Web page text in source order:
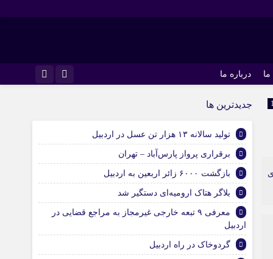
درباره ما
جديدترين ها
تولید سالانه ۱۳ هزار تن عسل در اردبیل
برقراری پرواز پارس‌آباد – تهران
بازگشت ۶۰۰۰ زائر اربعین به اردبیل
بلاگر هتاک ارومیه‌ای دستگیر شد
معرفی ۹ تبعه خارجی غیرمجاز به مراجع قضایی در
اردبیل
گردوخاک در راه اردبیل